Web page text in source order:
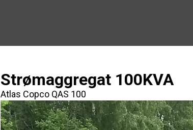
Strømaggregat 100KVA
Atlas Copco QAS 100